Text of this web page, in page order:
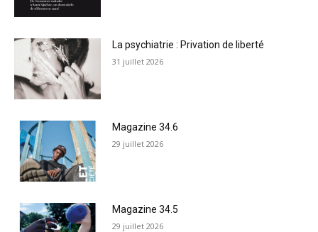
La psychiatrie : Privation de liberté
31 juillet 2026
Magazine 34.6
29 juillet 2026
Magazine 34.5
29 juillet 2026